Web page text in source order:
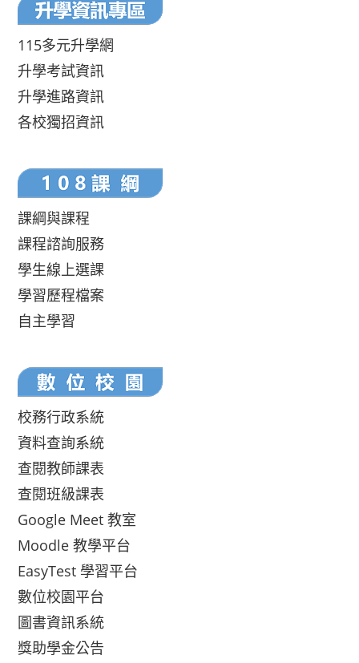
115多元升學網
升學考試資訊
升學進路資訊
各校獨招資訊
課綱與課程
課程諮詢服務
學生線上選課
學習歷程檔案
自主學習
校務行政系統
資料查詢系統
查閱教師課表
查閱班級課表
Google Meet 教室
Moodle 教學平台
EasyTest 學習平台
數位校園平台
圖書資訊系統
獎助學金公告